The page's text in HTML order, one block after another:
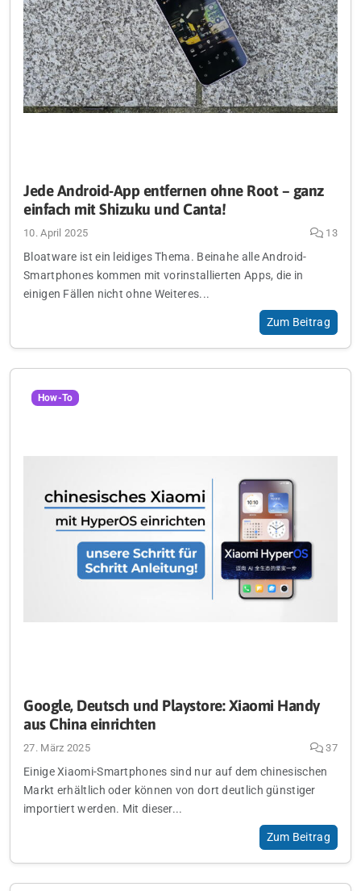
Jede Android-App entfernen ohne Root – ganz
einfach mit Shizuku und Canta!
10. April 2025 13
Bloatware ist ein leidiges Thema. Beinahe alle Android-
Smartphones kommen mit vorinstallierten Apps, die in
einigen Fällen nicht ohne Weiteres...
Zum Beitrag
How-To
Google, Deutsch und Playstore: Xiaomi Handy
aus China einrichten
27. März 2025 37
Einige Xiaomi-Smartphones sind nur auf dem chinesischen
Markt erhältlich oder können von dort deutlich günstiger
importiert werden. Mit dieser...
Zum Beitrag